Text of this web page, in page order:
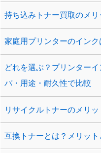
持ち込みトナー買取のメリ
家庭用プリンターのインク
どれを選ぶ？プリンター
パ・用途・耐久性で比較
リサイクルトナーのメリ
互換トナーとは？メリッ